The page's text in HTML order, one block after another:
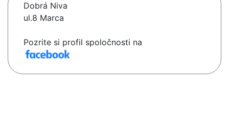
Dobrá Niva
ul.8 Marca
Pozrite si profil spoločnosti na